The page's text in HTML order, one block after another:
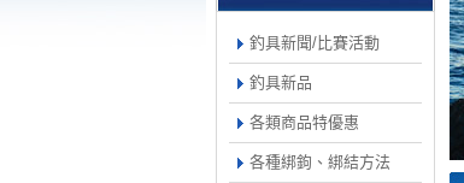
釣具新聞/比賽活動
釣具新品
各類商品特優惠
各種綁鉤、綁結方法